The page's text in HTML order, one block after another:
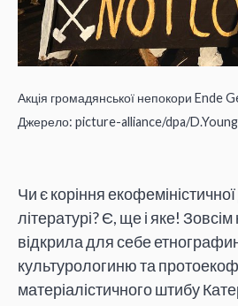
Акція громадянської непокори Ende
Джерело: picture-alliance/dpa/D.Young
Чи є коріння
літературі? Є, ще і яке!
відкрила для себе
культурологиню та
матеріалістичного штибу